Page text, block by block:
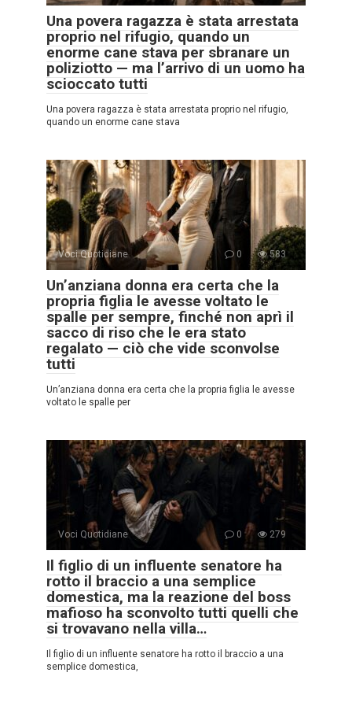
Una povera ragazza è stata arrestata
proprio nel rifugio, quando un
enorme cane stava per sbranare un
poliziotto — ma l’arrivo di un uomo ha
scioccato tutti
Una povera ragazza è stata arrestata proprio nel rifugio,
quando un enorme cane stava
Voci Quotidiane 0 583
Un’anziana donna era certa che la
propria figlia le avesse voltato le
spalle per sempre, finché non aprì il
sacco di riso che le era stato
regalato — ciò che vide sconvolse
tutti
Un’anziana donna era certa che la propria figlia le avesse
voltato le spalle per
Voci Quotidiane 0 279
Il figlio di un influente senatore ha
rotto il braccio a una semplice
domestica, ma la reazione del boss
mafioso ha sconvolto tutti quelli che
si trovavano nella villa…
Il figlio di un influente senatore ha rotto il braccio a una
semplice domestica,